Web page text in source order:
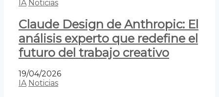
IA Noticias
Claude Design de Anthropic: El
análisis experto que redefine el
futuro del trabajo creativo
19/04/2026
IA Noticias